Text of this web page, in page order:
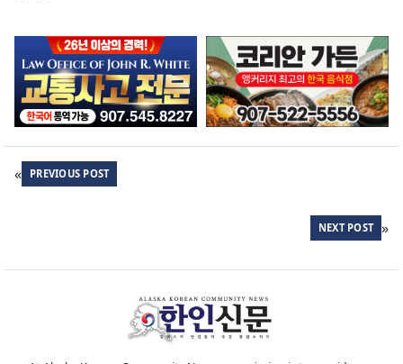
« PREVIOUS POST
NEXT POST »